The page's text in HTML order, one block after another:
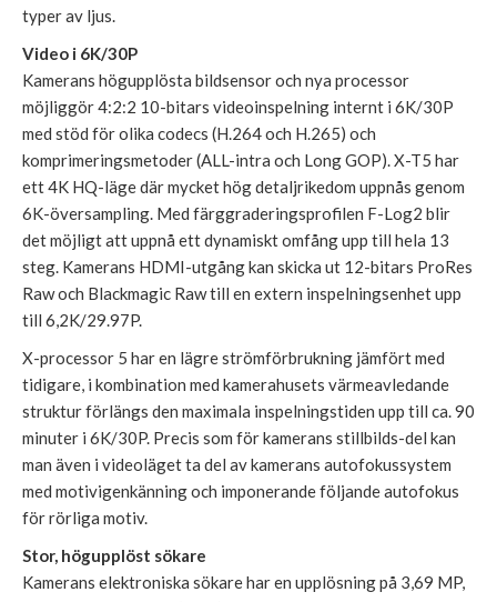
typer av ljus.
Video i 6K/30P
Kamerans högupplösta bildsensor och nya processor
möjliggör 4:2:2 10-bitars videoinspelning internt i 6K/30P
med stöd för olika codecs (H.264 och H.265) och
komprimeringsmetoder (ALL-intra och Long GOP). X-T5 har
ett 4K HQ-läge där mycket hög detaljrikedom uppnås genom
6K-översampling. Med färggraderingsprofilen F-Log2 blir
det möjligt att uppnå ett dynamiskt omfång upp till hela 13
steg. Kamerans HDMI-utgång kan skicka ut 12-bitars ProRes
Raw och Blackmagic Raw till en extern inspelningsenhet upp
till 6,2K/29.97P.
X-processor 5 har en lägre strömförbrukning jämfört med
tidigare, i kombination med kamerahusets värmeavledande
struktur förlängs den maximala inspelningstiden upp till ca. 90
minuter i 6K/30P. Precis som för kamerans stillbilds-del kan
man även i videoläget ta del av kamerans autofokussystem
med motivigenkänning och imponerande följande autofokus
för rörliga motiv.
Stor, högupplöst sökare
Kamerans elektroniska sökare har en upplösning på 3,69 MP,